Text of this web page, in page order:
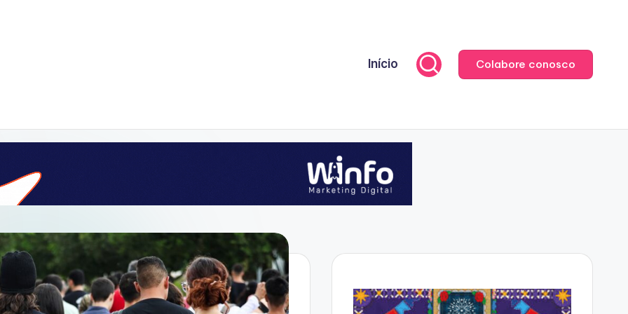
Início Colabore conosco